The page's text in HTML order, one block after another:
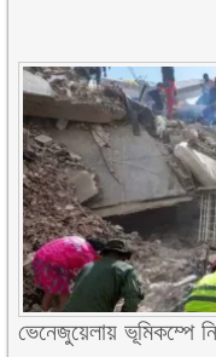
ভেনেজুয়েলায় ভূমিকম্পে